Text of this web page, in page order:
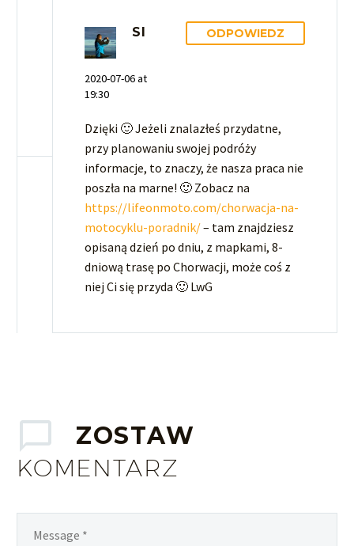
SI
2020-07-06 at
19:30
ODPOWIEDZ
Dzięki 🙂 Jeżeli znalazłeś przydatne,
przy planowaniu swojej podróży
informacje, to znaczy, że nasza praca nie
poszła na marne! 🙂 Zobacz na
https://lifeonmoto.com/chorwacja-na-
motocyklu-poradnik/– tam znajdziesz
opisaną dzień po dniu, z mapkami, 8-
dniową trasę po Chorwacji, może coś z
niej Ci się przyda 🙂 LwG
ZOSTAW
KOMENTARZ